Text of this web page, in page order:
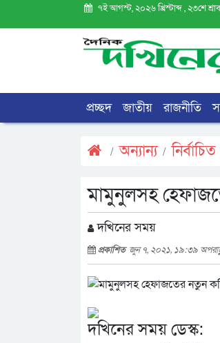
৭ই আগস্ট, ২০২৬ খ্রিস্টাব্দ , ২৩শে
প্রচ্ছদ জাতীয় রাজনীতি
অন্যান্য
মামুনুলসহ
দখিনের সময়
প্রকাশিত জুন ৭, ২০২১, ১৯:৩৯
দখিনের সময় ডেস্ক: